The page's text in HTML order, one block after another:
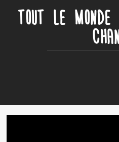
TOUT LE